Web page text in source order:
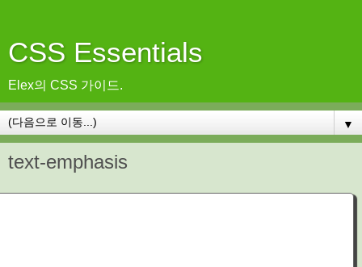
CSS Essentials
Elex의 CSS 가이드.
▼
text-emphasis